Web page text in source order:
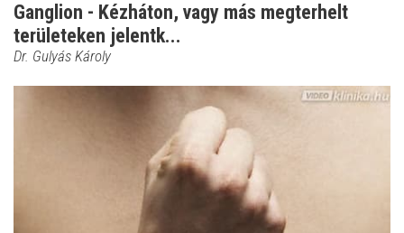
Ganglion - Kézháton, vagy más megterhelt
területeken jelentk...
Dr. Gulyás Károly